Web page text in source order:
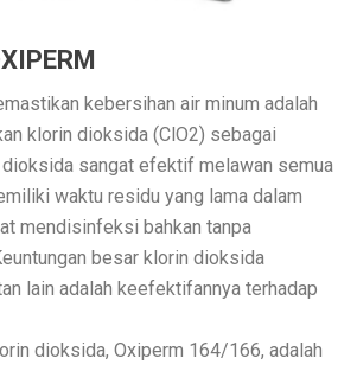
kebersihan air minum adalah
klorin dioksida (ClO2) sebagai
sangat efektif melawan semua
waktu residu yang lama dalam
mendisinfeksi bahkan tanpa
besar klorin dioksida
lain adalah keefektifannya terhadap
dioksida, Oxiperm 164/166, adalah